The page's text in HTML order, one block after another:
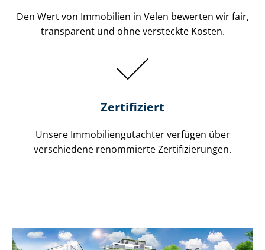
Den Wert von Immobilien in Velen bewerten wir fair,
transparent und ohne versteckte Kosten.
Zertifiziert
Unsere Immobilien­gutachter verfügen über
verschiedene renommierte Zer­ti­fi­zie­run­gen.